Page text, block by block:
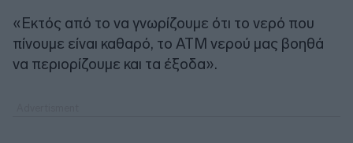
«Εκτός από το να γνωρίζουμε ότι το νερό που
πίνουμε είναι καθαρό, το ATM νερού μας βοηθά
να περιορίζουμε και τα έξοδα».